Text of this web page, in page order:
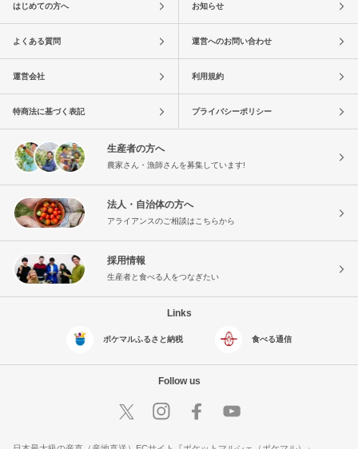
はじめての方へ お知らせ
よくある質問 運営へのお問い合わせ
運営会社 利用規約
特商法に基づく表記 プライバシーポリシー
生産者の方へ
農家さん・漁師さんを募集しています!
法人・自治体の方へ
アライアンスのご相談はこちらから
採用情報
生産者と食べる人をつなぎたい
Links
ポケマルふるさと納税 食べる通信
Follow us